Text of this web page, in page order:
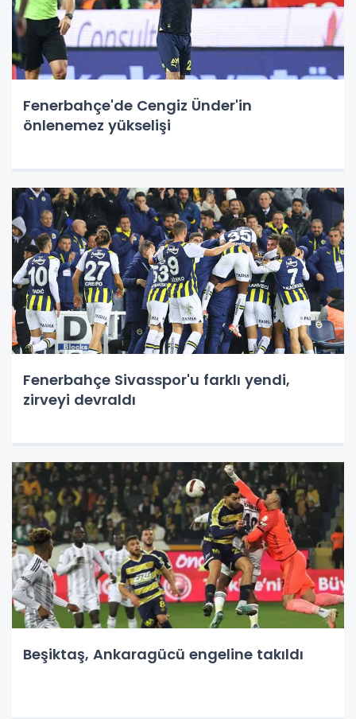
Fenerbahçe'de Cengiz Ünder'in
önlenemez yükselişi
Fenerbahçe Sivasspor'u farklı yendi,
zirveyi devraldı
Beşiktaş, Ankaragücü engeline takıldı